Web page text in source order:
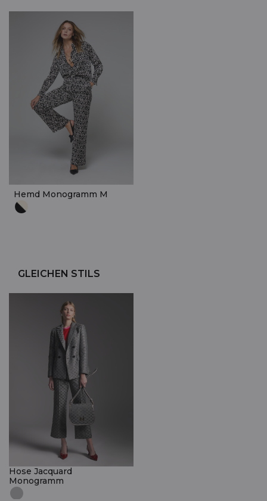
Hemd Monogramm M
GLEICHEN STILS
Hose Jacquard
Monogramm